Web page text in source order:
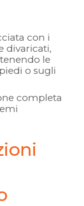
con i
divaricati,
le
o sugli
completa